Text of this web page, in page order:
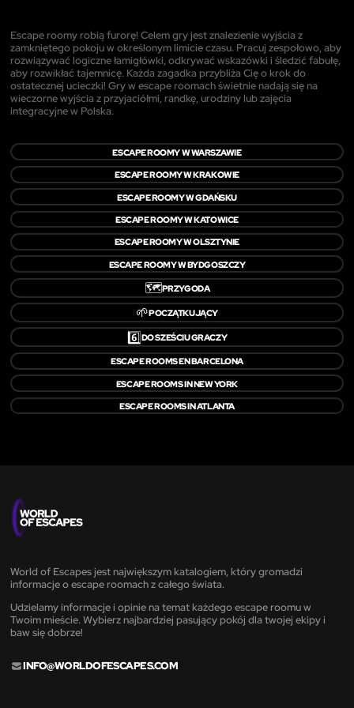
Escape roomy robią furorę! Celem gry jest znalezienie wyjścia z
zamkniętego pokoju w określonym limicie czasu. Pracuj zespołowo, aby
rozwiązywać logiczne łamigłówki, odkrywać wskazówki i śledzić fabułę,
aby rozwikłać tajemnicę. Każda zagadka przybliża Cię o krok do
ostatecznej ucieczki! Gry w escape roomach świetnie nadają się na
wieczorne wyjścia z przyjaciółmi, randkę, urodziny lub zajęcia
integracyjne w Polska.
ESCAPE ROOMY W WARSZAWIE
ESCAPE ROOMY W KRAKOWIE
ESCAPE ROOMY W GDAŃSKU
ESCAPE ROOMY W KATOWICE
ESCAPE ROOMY W OLSZTYNIE
ESCAPE ROOMY W BYDGOSZCZY
🗺️PRZYGODA
🌱POCZĄTKUJĄCY
6️⃣DO SZEŚCIU GRACZY
ESCAPE ROOMS EN BARCELONA
ESCAPE ROOMS IN NEW YORK
ESCAPE ROOMS IN ATLANTA
World of Escapes jest największym katalogiem, który gromadzi
informacje o escape roomach z całego świata.
Udzielamy informacje i opinie na temat każdego escape roomu w
Twoim mieście. Wybierz najbardziej pasujący pokój dla twojej ekipy i
baw się dobrze!
INFO@WORLDOFESCAPES.COM